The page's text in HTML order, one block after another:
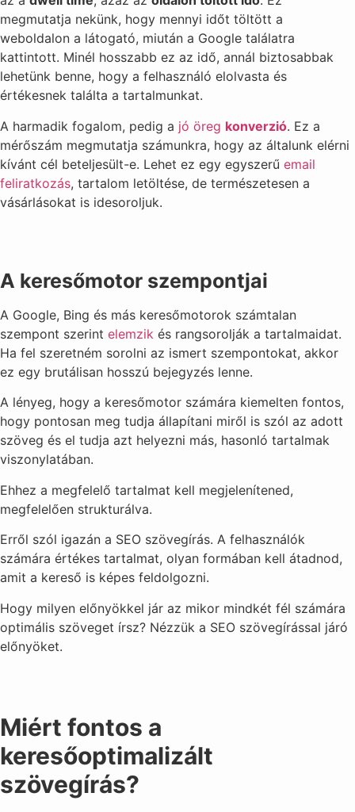
megmutatja nekünk, hogy mennyi időt töltött a
weboldalon a látogató, miután a Google találatra
kattintott. Minél hosszabb ez az idő, annál biztosabbak
lehetünk benne, hogy a felhasználó elolvasta és
értékesnek találta a tartalmunkat.
A harmadik fogalom, pedig a jó öreg konverzió. Ez a
mérőszám megmutatja számunkra, hogy az általunk elérni
kívánt cél beteljesült-e. Lehet ez egy egyszerű email
feliratkozás, tartalom letöltése, de természetesen a
vásárlásokat is idesoroljuk.
A keresőmotor szempontjai
A Google, Bing és más keresőmotorok számtalan
szempont szerint elemzik és rangsorolják a tartalmaidat.
Ha fel szeretném sorolni az ismert szempontokat, akkor
ez egy brutálisan hosszú bejegyzés lenne.
A lényeg, hogy a keresőmotor számára kiemelten fontos,
hogy pontosan meg tudja állapítani miről is szól az adott
szöveg és el tudja azt helyezni más, hasonló tartalmak
viszonylatában.
Ehhez a megfelelő tartalmat kell megjelenítened,
megfelelően strukturálva.
Erről szól igazán a SEO szövegírás. A felhasználók
számára értékes tartalmat, olyan formában kell átadnod,
amit a kereső is képes feldolgozni.
Hogy milyen előnyökkel jár az mikor mindkét fél számára
optimális szöveget írsz? Nézzük a SEO szövegírással járó
előnyöket.
Miért fontos a
keresőoptimalizált
szövegírás?